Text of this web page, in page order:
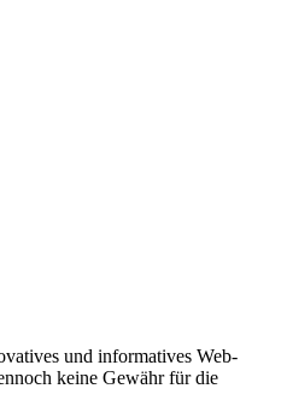
und informatives Web-
keine Gewähr für die